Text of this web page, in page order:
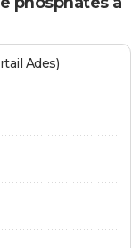
Ades)